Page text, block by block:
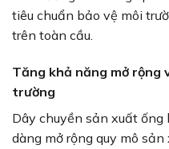
tiêu chuẩn bảo vệ môi
trên toàn cầu.
Tăng khả năng mở rộng
trường
Dây chuyền sản xuất ống
dàng mở rộng quy mô